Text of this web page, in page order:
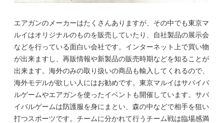
エアガンのメーカーはたくさんありますが、その中でも東京マ
ルイはオリジナルのものを販売していたり、自社製品の展示会
などを行っている面白い会社です。インターネット上で買い物
が出来ますし、再販情報や新製品の販売時期などを知ることが
出来ます。海外のみの取り扱いの商品も輸入してくれるので、
海外モデルが欲しい人にはお勧めです。東京マルイはサバイバ
ルゲームやエアガンを使ったイベントも開催しています。サバ
イバルゲームは防護服を身にまとい、森の中などで相手を狙い
打つスポーツです。チームに分かれて行うチーム戦は臨場感満